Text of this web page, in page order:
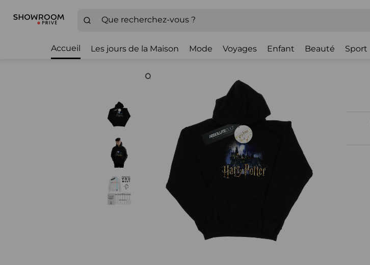
Accueil Les jours de la Maison Mode Voyages Enfant Beauté Sport